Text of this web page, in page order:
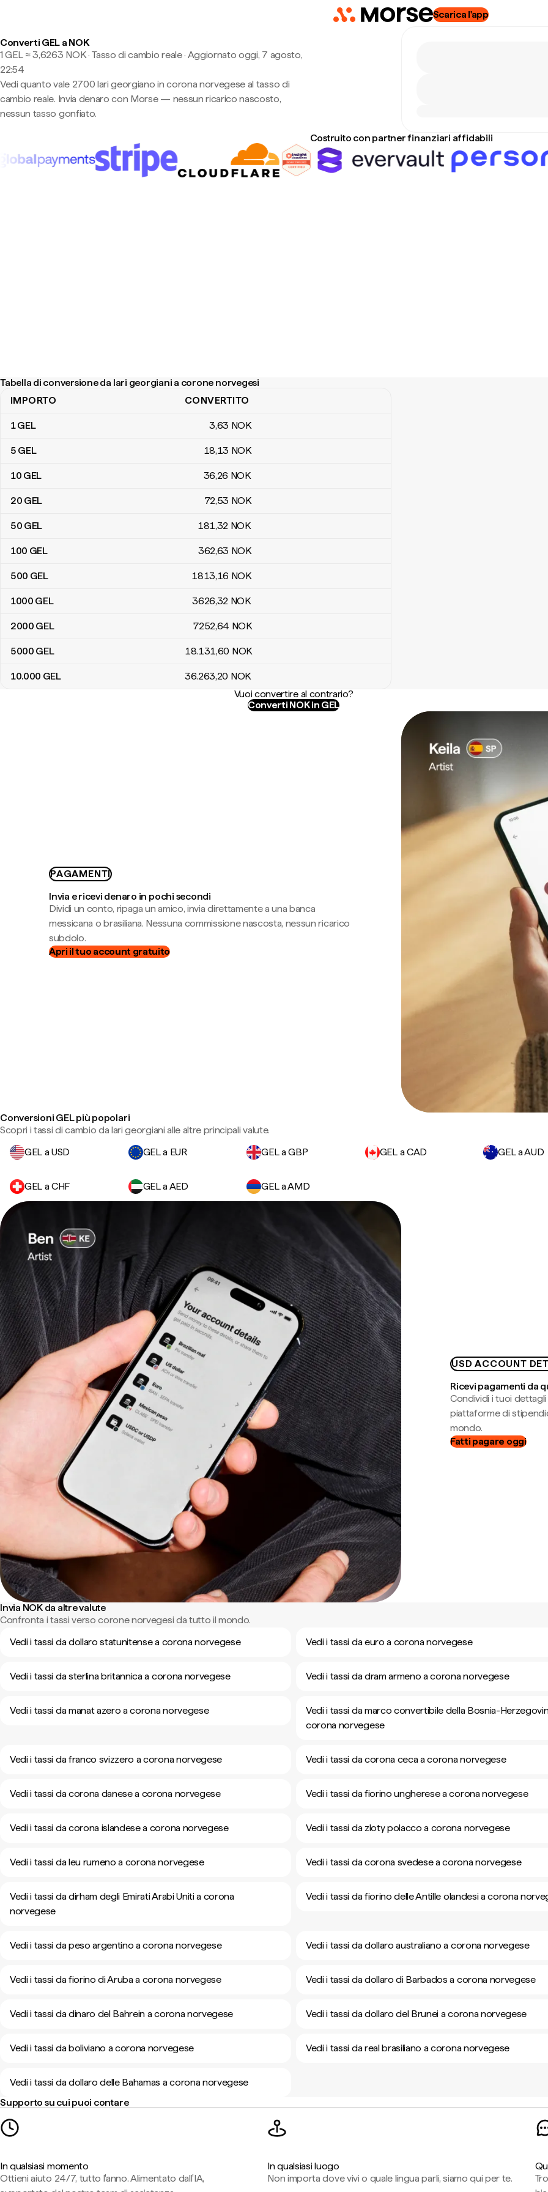
Scarica l'app
Converti GEL a NOK
1 GEL ≈ 3,6263 NOK · Tasso di cambio reale· Aggiornato oggi, 7 agosto,
22:54
Vedi quanto vale 2700 lari georgiano in corona norvegese al tasso di
cambio reale. Invia denaro con Morse — nessun ricarico nascosto,
nessun tasso gonfiato.
Costruito con partner finanziari affidabili
Tabella di conversione da lari georgiani a corone norvegesi
Tabella di conversione da lari georgiani a corone norvegesi
IMPORTO CONVERTITO
1GEL 3,63 NOK
5 GEL 18,13 NOK
10 GEL 36,26 NOK
20 GEL 72,53 NOK
50 GEL 181,32 NOK
100 GEL 362,63 NOK
500 GEL 1813,16 NOK
1000 GEL 3626,32 NOK
2000 GEL 7252,64 NOK
5000 GEL 18.131,60 NOK
10.000 GEL 36.263,20 NOK
Vuoi convertire al contrario?
Converti NOK in GEL
PAGAMENTI
Invia e ricevi denaro in pochi secondi
Dividi un conto, ripaga un amico, invia direttamente a una banca
messicana o brasiliana. Nessuna commissione nascosta, nessun ricarico
subdolo.
Apri il tuo account gratuito
Conversioni GEL più popolari
Scopri i tassi di cambio da lari georgiani alle altre principali valute.
GEL a USD
GEL a EUR GEL a GBP GEL a CAD GEL a AUD
GEL a CHF GEL a AED GEL a AMD
USD ACCOUNT
Ricevi pagamenti da
Condividi i tuoi dettagli
piattaforme di
mondo.
Fatti pagare oggi
Invia NOK da altre valute
Confronta i tassi verso corone norvegesi da tutto il mondo.
Vedi i tassi da dollaro statunitense a corona norvegese
Vedi i tassi da euro a corona norvegese
Vedi i tassi da sterlina britannica a corona norvegese Vedi i tassi da dram armeno a corona norvegese
Vedi i tassi da manat azero a corona norvegese
Vedi i tassi da marco convertibile della Bosnia-
corona norvegese
Vedi i tassi da franco svizzero a corona norvegese Vedi i tassi da corona ceca a corona norvegese
Vedi i tassi da corona danese a corona norvegese Vedi i tassi da fiorino ungherese a corona norvegese
Vedi i tassi da corona islandese a corona norvegese Vedi i tassi da zloty polacco a corona norvegese
Vedi i tassi da leu rumeno a corona norvegese Vedi i tassi da corona svedese a corona norvegese
Vedi i tassi da dirham degli Emirati Arabi Uniti a corona
norvegese
Vedi i tassi da fiorino delle Antille olandesi a corona
Vedi i tassi da peso argentino a corona norvegese Vedi i tassi da dollaro australiano a corona norvegese
Vedi i tassi da fiorino di Aruba a corona norvegese Vedi i tassi da dollaro di Barbados a corona norvegese
Vedi i tassi da dinaro del Bahrein a corona norvegese Vedi i tassi da dollaro del Brunei a corona norvegese
Vedi i tassi da boliviano a corona norvegese Vedi i tassi da real brasiliano a corona norvegese
Vedi i tassi da dollaro delle Bahamas a corona norvegese
Supporto su cui puoi contare
In qualsiasi momento
Ottieni aiuto 24/7, tutto l'anno. Alimentato dall'IA,
In qualsiasi luogo
Non importa dove vivi o quale lingua parli, siamo qui per te.